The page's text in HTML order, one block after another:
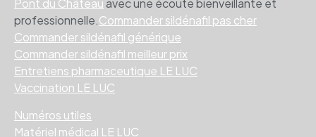
Pont du Châteauavec une écoute bienveillante et
professionnelle.Commander sildénafil pas cher
Commander sildénafil générique
Commander sildénafil meilleur prix
Entretiens pharmaceutique LE LUC
Vaccination LE LUC
Numéros utiles
Matériel médical LE LUC